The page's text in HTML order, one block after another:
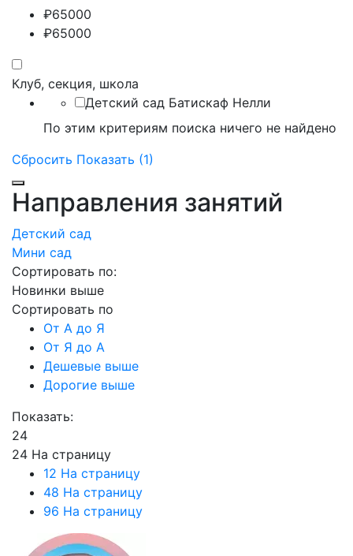
₽65000
₽65000
Клуб, секция, школа
Детский сад Батискаф Нелли
По этим критериям поиска ничего не найдено
Сбросить Показать (1)
Направления занятий
Детский сад
Мини сад
Сортировать по:
Новинки выше
Сортировать по
От А до Я
От Я до А
Дешевые выше
Дорогие выше
Показать:
24
24 На страницу
12 На страницу
48 На страницу
96 На страницу